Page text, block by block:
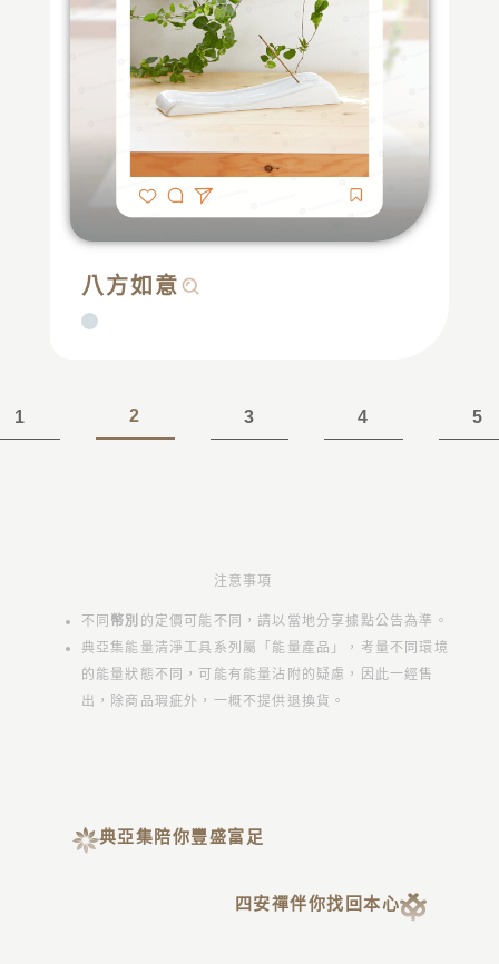
八方如意
1 2 3 4 5
注意事項
不同 幣別 的定價可能不同，請以當地分享據點公告為準。
典亞集能量清淨工具系列屬「能量產品」，考量不同環境
的能量狀態不同，可能有能量沾附的疑慮，因此一經售
出，除商品瑕疵外，一概不提供退換貨。
典亞集陪你豐盛富足
四安禪伴你找回本心